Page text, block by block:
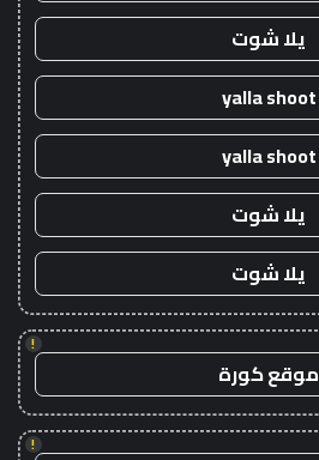
يلا شوت
yalla shoot
yalla shoot
يلا شوت
يلا شوت
!
موقع كورة
!